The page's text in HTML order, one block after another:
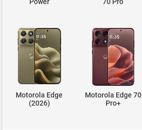
Motorola Edge
(2026)
Motorola Edge 70
Pro+